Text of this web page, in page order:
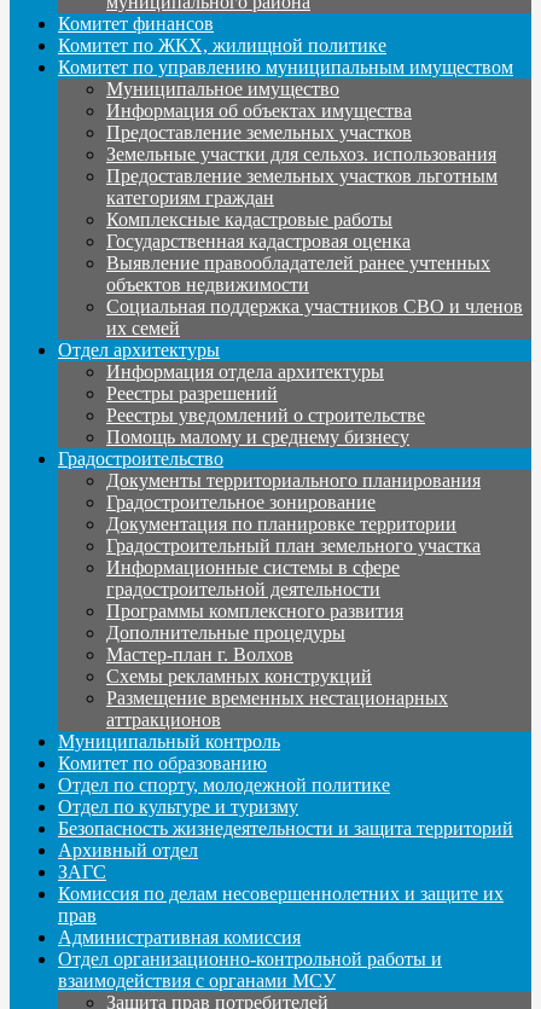
Комитет финансов
Комитет по ЖКХ, жилищной политике
Комитет по управлению муниципальным имуществом
Муниципальное имущество
Информация об объектах имущества
Предоставление земельных участков
Земельные участки для сельхоз. использования
Предоставление земельных участков льготным
категориям граждан
Комплексные кадастровые работы
Государственная кадастровая оценка
Выявление правообладателей ранее учтенных
объектов недвижимости
Социальная поддержка участников СВО и членов
их семей
Отдел архитектуры
Информация отдела архитектуры
Реестры разрешений
Реестры уведомлений о строительстве
Помощь малому и среднему бизнесу
Градостроительство
Документы территориального планирования
Градостроительное зонирование
Документация по планировке территории
Градостроительный план земельного участка
Информационные системы в сфере
градостроительной деятельности
Программы комплексного развития
Дополнительные процедуры
Мастер-план г. Волхов
Схемы рекламных конструкций
Размещение временных нестационарных
аттракционов
Муниципальный контроль
Комитет по образованию
Отдел по спорту, молодежной политике
Отдел по культуре и туризму
Безопасность жизнедеятельности и защита территорий
Архивный отдел
ЗАГС
Комиссия по делам несовершеннолетних и защите их
прав
Административная комиссия
Отдел организационно-контрольной работы и
взаимодействия с органами МСУ
Защита прав потребителей